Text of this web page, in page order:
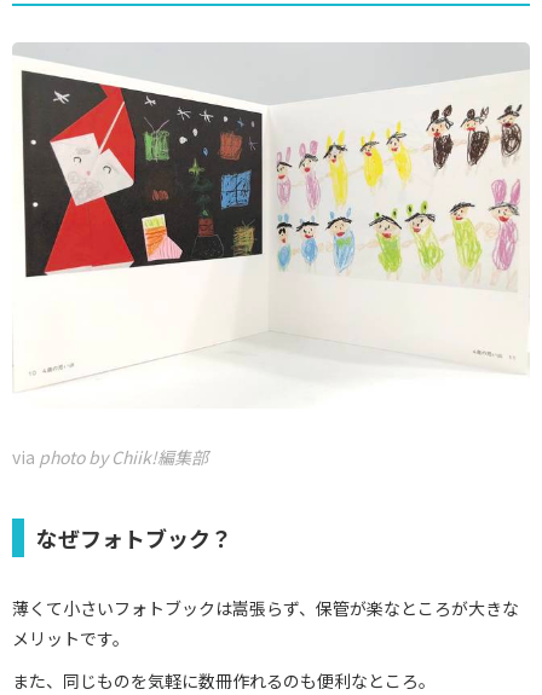
via photo by Chiik!編集部
なぜフォトブック？
薄くて小さいフォトブックは嵩張らず、保管が楽なところが大きな
メリットです。
また、同じものを気軽に数冊作れるのも便利なところ。